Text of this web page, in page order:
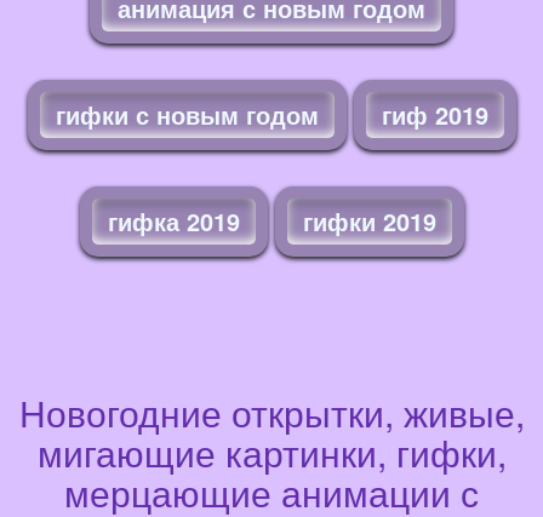
анимация с новым годом
гифки с новым годом гиф 2019
гифка 2019 гифки 2019
Новогодние открытки, живые,
мигающие картинки, гифки,
мерцающие анимации с